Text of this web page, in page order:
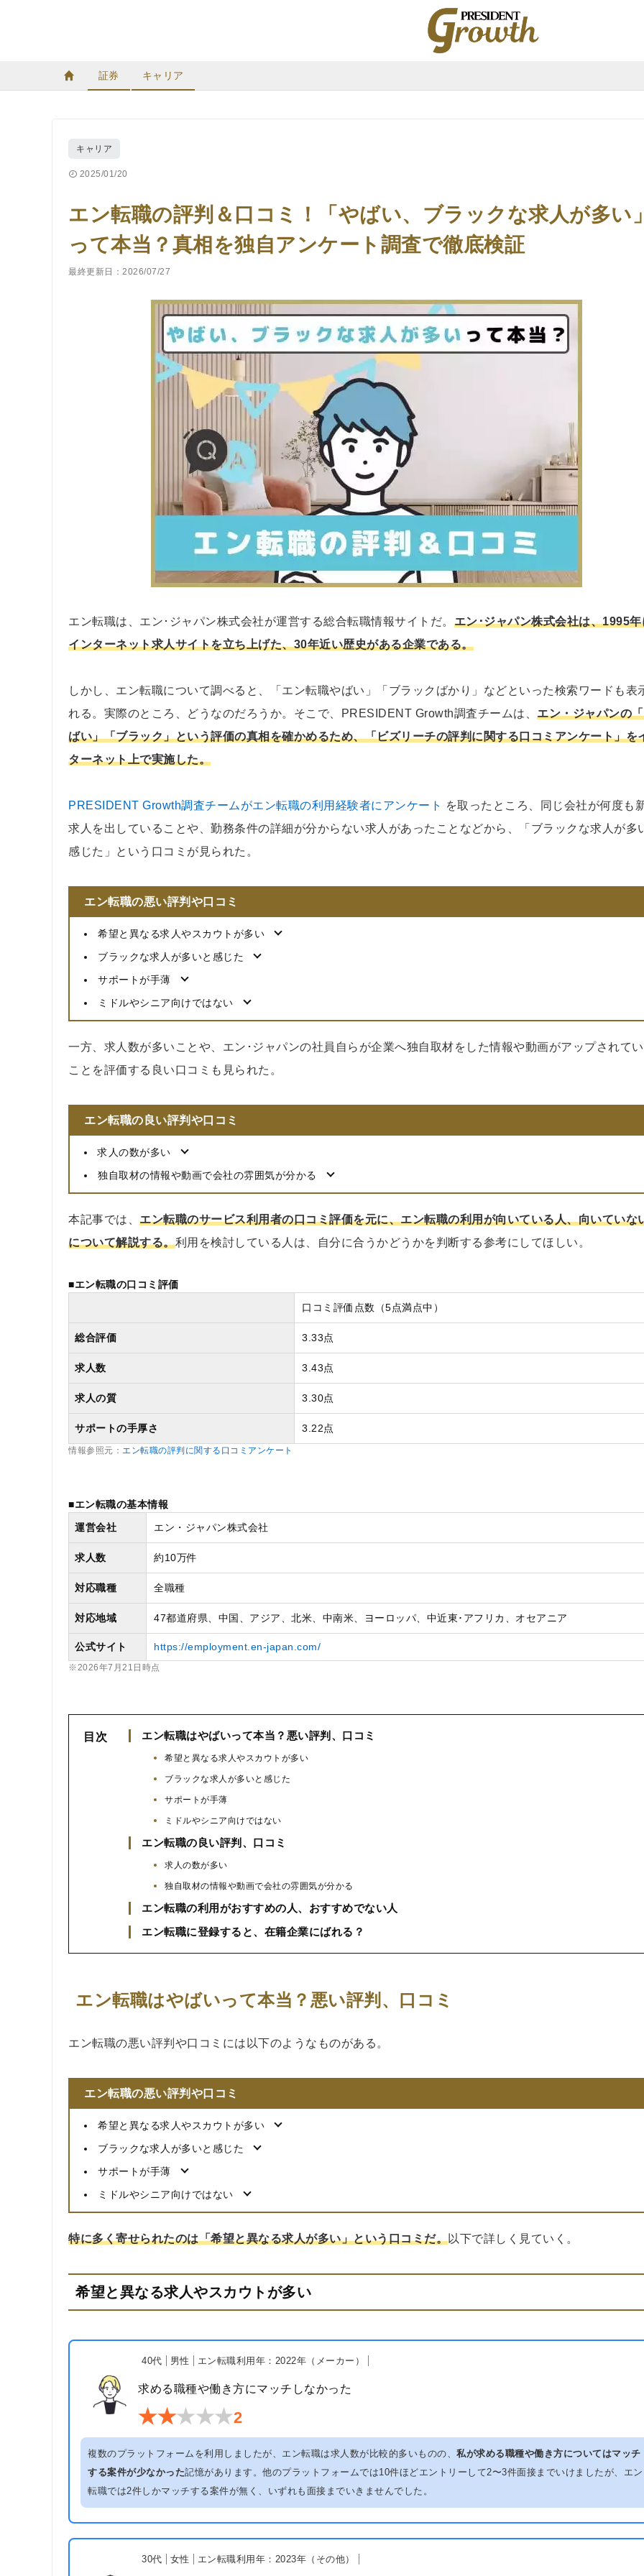
ジ
ー
証券 キャリア
キャリア
2025/01/20
エン転職の評判＆口コミ！「やばい、ブラックな求人が多い
って本当？真相を独自アンケート調査で徹底検証
最終更新日：2026/07/27
エン転職は、エン･ジャパン株式会社が運営する総合転職情報サイトだ。 エン･ジャパン株式会社は、1995年
インターネット求人サイトを立ち上げた、30年近い歴史がある企業である。
しかし、エン転職について調べると、「エン転職やばい」「ブラックばかり」などといった検索ワードも表
れる。実際のところ、どうなのだろうか。そこで、PRESIDENT Growth調査チームは、 エン・ジャパンの
ばい」「ブラック」という評価の真相を確かめるため、「ビズリーチの評判に関する口コミアンケート」を
ターネット上で実施した。
PRESIDENT Growth調査チームがエン転職の利用経験者にアンケート
を取ったところ、同じ会社が何度も
求人を出していることや、勤務条件の詳細が分からない求人があったことなどから、「ブラックな求人が多
感じた」という口コミが見られた。
エン転職の悪い評判や口コミ
希望と異なる求人やスカウトが多い
ブラックな求人が多いと感じた
サポートが手薄
ミドルやシニア向けではない
一方、求人数が多いことや、エン･ジャパンの社員自らが企業へ独自取材をした情報や動画がアップされて
ことを評価する良い口コミも見られた。
エン転職の良い評判や口コミ
求人の数が多い
独自取材の情報や動画で会社の雰囲気が分かる
本記事では、 エン転職のサービス利用者の口コミ評価を元に、エン転職の利用が向いている人、向いていな
について解説する。利用を検討している人は、自分に合うかどうかを判断する参考にしてほしい。
■エン転職の口コミ評価
口コミ評価点数（5点満点中）
総合評価 3.33点
求人数 3.43点
求人の質 3.30点
サポートの手厚さ 3.22点
情報参照元： エン転職の評判に関する口コミアンケート
■エン転職の基本情報
運営会社
エン・ジャパン株式会社
求人数 約10万件
対応職種 全職種
対応地域 47都道府県、中国、アジア、北米、中南米、ヨーロッパ、中近東･アフリカ、オセアニア
公式サイト https://employment.en-japan.com/
※2026年7月21日時点
目次 エン転職はやばいって本当？悪い評判、口コミ
希望と異なる求人やスカウトが多い
ブラックな求人が多いと感じた
サポートが手薄
ミドルやシニア向けではない
エン転職の良い評判、口コミ
求人の数が多い
独自取材の情報や動画で会社の雰囲気が分かる
エン転職の利用がおすすめの人、おすすめでない人
エン転職に登録すると、在籍企業にばれる？
エン転職はやばいって本当？悪い評判、口コミ
エン転職の悪い評判や口コミには以下のようなものがある。
エン転職の悪い評判や口コミ
希望と異なる求人やスカウトが多い
ブラックな求人が多いと感じた
サポートが手薄
ミドルやシニア向けではない
特に多く寄せられたのは「希望と異なる求人が多い」という口コミだ。以下で詳しく見ていく。
希望と異なる求人やスカウトが多い
40代 男性 エン転職利用年：2022年（メーカー）
求める職種や働き方にマッチしなかった
2
複数のプラットフォームを利用しましたが、エン転職は求人数が比較的多いものの、 私が求める職種や働き方についてはマッチ
する案件が少なかった記憶があります。他のプラットフォームでは10件ほどエントリーして2〜3件面接までいけましたが、エン
転職では2件しかマッチする案件が無く、いずれも面接までいきませんでした。
30代 女性 エン転職利用年：2023年（その他）